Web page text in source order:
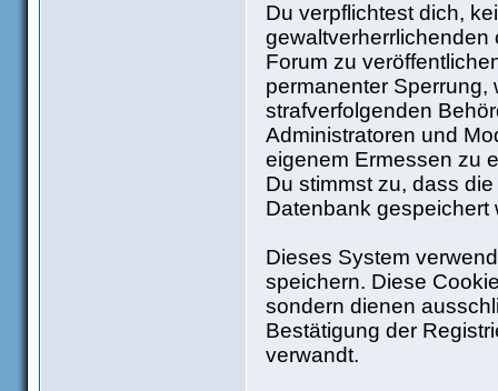
Du verpflichtest dich,
Forum zu
permanenter Sperrung,
strafverfolgenden
Administratoren und
eigenem Ermessen zu
Du stimmst zu, dass
Datenbank gespeichert
Dieses System
speichern. Diese
sondern dienen
Bestätigung der
verwandt.